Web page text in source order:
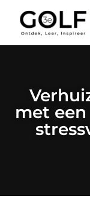
met